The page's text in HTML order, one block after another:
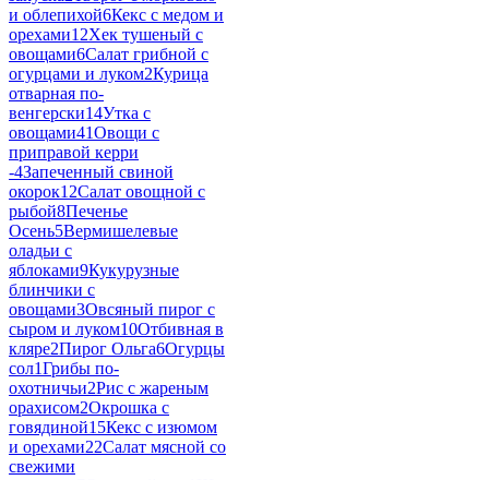
и облепихой6Кекс с медом и
орехами12Хек тушеный с
овощами6Салат грибной с
огурцами и луком2Курица
отварная по-
венгерски14Утка с
овощами41Овощи с
приправой керри
-4Запеченный свиной
окорок12Салат овощной с
рыбой8Печенье
Осень5Вермишелевые
оладьи с
яблоками9Кукурузные
блинчики с
овощами3Овсяный пирог с
сыром и луком10Отбивная в
кляре2Пирог Ольга6Огурцы
сол1Грибы по-
охотничьи2Рис с жареным
орахисом2Окрошка с
говядиной15Кекс с изюмом
и орехами22Салат мясной со
свежими